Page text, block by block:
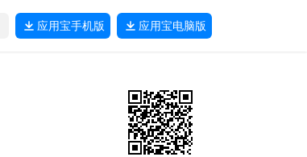
应用宝手机版 应用宝电脑版